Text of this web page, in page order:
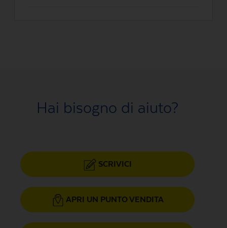
Hai bisogno di aiuto?
SCRIVICI
APRI UN PUNTO VENDITA